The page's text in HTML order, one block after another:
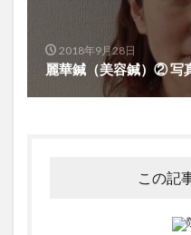
2018年9月28日
麗華鍼（美容鍼）② 写
この記